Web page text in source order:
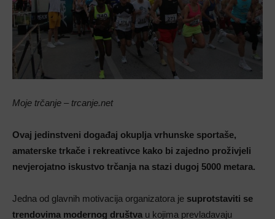
Moje trčanje – trcanje.net
Ovaj jedinstveni događaj okuplja vrhunske sportaše,
amaterske trkače i rekreativce kako bi zajedno proživjeli
nevjerojatno iskustvo trčanja na stazi dugoj 5000 metara.
Jedna od glavnih motivacija organizatora je suprotstaviti se
trendovima modernog društva u kojima prevladavaju